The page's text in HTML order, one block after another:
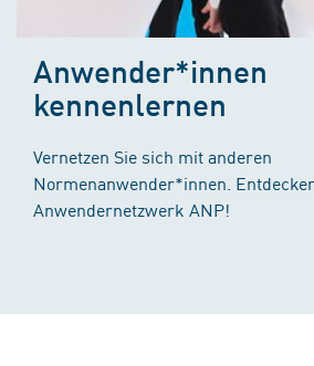
Anwender*innen
kennenlernen
Vernetzen Sie sich mit anderen
Normenanwender*innen.
Anwendernetzwerk ANP!